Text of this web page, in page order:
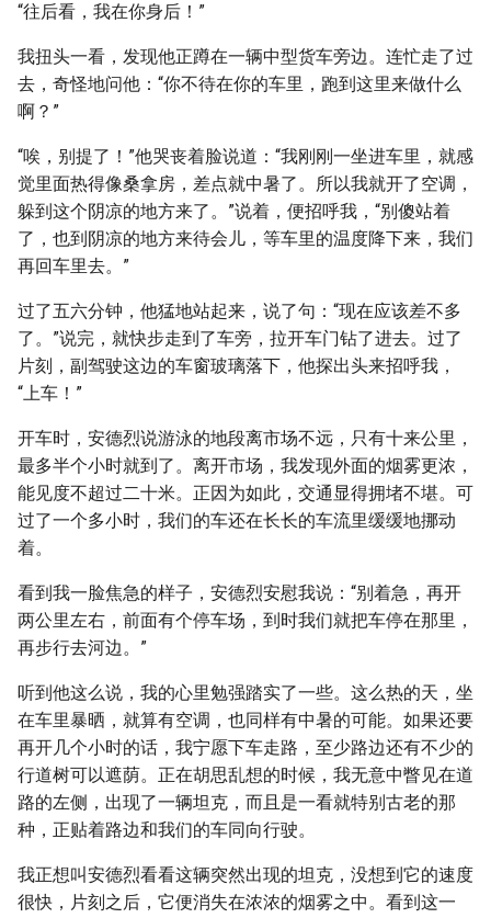
“往后看，我在你身后！”
我扭头一看，发现他正蹲在一辆中型货车旁边。连忙走了过
去，奇怪地问他：“你不待在你的车里，跑到这里来做什么
啊？”
“唉，别提了！”他哭丧着脸说道：“我刚刚一坐进车里，就感
觉里面热得像桑拿房，差点就中暑了。所以我就开了空调，
躲到这个阴凉的地方来了。”说着，便招呼我，“别傻站着
了，也到阴凉的地方来待会儿，等车里的温度降下来，我们
再回车里去。”
过了五六分钟，他猛地站起来，说了句：“现在应该差不多
了。”说完，就快步走到了车旁，拉开车门钻了进去。过了
片刻，副驾驶这边的车窗玻璃落下，他探出头来招呼我，
“上车！”
开车时，安德烈说游泳的地段离市场不远，只有十来公里，
最多半个小时就到了。离开市场，我发现外面的烟雾更浓，
能见度不超过二十米。正因为如此，交通显得拥堵不堪。可
过了一个多小时，我们的车还在长长的车流里缓缓地挪动
着。
看到我一脸焦急的样子，安德烈安慰我说：“别着急，再开
两公里左右，前面有个停车场，到时我们就把车停在那里，
再步行去河边。”
听到他这么说，我的心里勉强踏实了一些。这么热的天，坐
在车里暴晒，就算有空调，也同样有中暑的可能。如果还要
再开几个小时的话，我宁愿下车走路，至少路边还有不少的
行道树可以遮荫。正在胡思乱想的时候，我无意中瞥见在道
路的左侧，出现了一辆坦克，而且是一看就特别古老的那
种，正贴着路边和我们的车同向行驶。
我正想叫安德烈看看这辆突然出现的坦克，没想到它的速度
很快，片刻之后，它便消失在浓浓的烟雾之中。看到这一